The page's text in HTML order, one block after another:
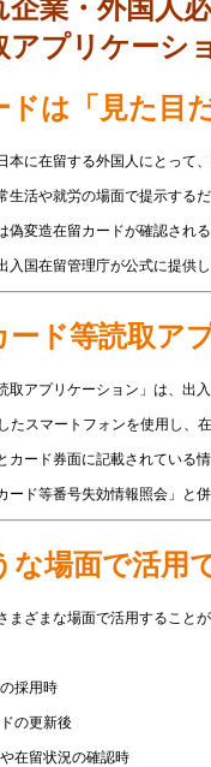
企業・外国
アプリケーシ
ドは「見た目
本に在留する外国人にとって
生活や就労の場面で提示する
偽変造在留カードが確認され
入国在留管理庁が公式に提供
ード等読取ア
取アプリケーション」は、出
たスマートフォンを使用し、
カード券面に記載されている
ード等番号失効情報照会」と
な場面で活用
まざまな場面で活用することが
採用時
の更新後
在留状況の確認時